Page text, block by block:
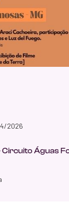
2026
Circuito Águas